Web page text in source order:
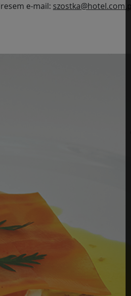
e-mail: szostka@hotel.com.pl